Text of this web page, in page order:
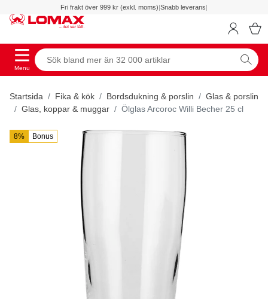
Fri frakt över 999 kr (exkl. moms)|Snabb leverans|
Menu
Startsida Fika & kök Bordsdukning & porslin
Glas & porslin
Glas, koppar & muggar
Ölglas Arcoroc Willi Becher 25 cl
8% Bonus